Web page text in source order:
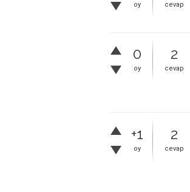
oy cevap
0
oy
2
cevap
+1
oy
2
cevap